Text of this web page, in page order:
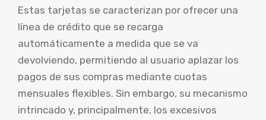
Estas tarjetas se caracterizan por ofrecer una
línea de crédito que se recarga
automáticamente a medida que se va
devolviendo, permitiendo al usuario aplazar los
pagos de sus compras mediante cuotas
mensuales flexibles. Sin embargo, su mecanismo
intrincado y, principalmente, los excesivos